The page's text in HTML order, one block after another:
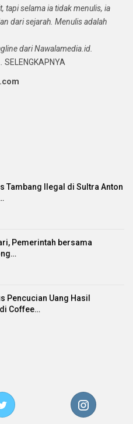
tapi selama ia tidak menulis, ia
dari sejarah. Menulis adalah
dari Nawalamedia.id.
SELENGKAPNYA
Tambang Ilegal di Sultra Anton
Pemerintah bersama
Pencucian Uang Hasil
Coffee…